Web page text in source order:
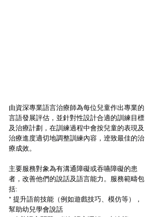
由資深專業語言治療師為每位兒童作出專業的
言語發展評估，並針對性設計合適的訓練目標
及治療計劃，在訓練過程中會按兒童的表現及
治療進度適切地調整訓練內容，逹致最佳的治
療成效。
主要服務對象為有溝通障礙或吞嚥障礙的患
者，改善他們的說話及語言能力。服務範疇包
括:
* 提升語前技能（例如遊戲技巧、模仿等），
幫助幼兒學會說話